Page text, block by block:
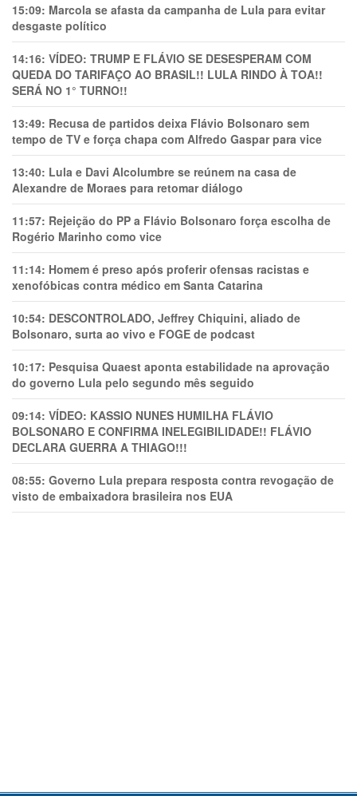
15:09: Marcola se afasta da campanha de Lula para evitar
desgaste político
14:16: VÍDEO: TRUMP E FLÁVIO SE DESESPERAM COM
QUEDA DO TARIFAÇO AO BRASIL!! LULA RINDO À TOA!!
SERÁ NO 1° TURNO!!
13:49: Recusa de partidos deixa Flávio Bolsonaro sem
tempo de TV e força chapa com Alfredo Gaspar para vice
13:40: Lula e Davi Alcolumbre se reúnem na casa de
Alexandre de Moraes para retomar diálogo
11:57: Rejeição do PP a Flávio Bolsonaro força escolha de
Rogério Marinho como vice
11:14: Homem é preso após proferir ofensas racistas e
xenofóbicas contra médico em Santa Catarina
10:54: DESCONTROLADO, Jeffrey Chiquini, aliado de
Bolsonaro, surta ao vivo e FOGE de podcast
10:17: Pesquisa Quaest aponta estabilidade na aprovação
do governo Lula pelo segundo mês seguido
09:14: VÍDEO: KASSIO NUNES HUMlLHA FLÁVIO
BOLSONARO E CONFIRMA INELEGIBILIDADE!! FLÁVIO
DECLARA GUERRA A THIAGO!!!
08:55: Governo Lula prepara resposta contra revogação de
visto de embaixadora brasileira nos EUA